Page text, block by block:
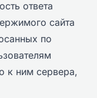
ответа
сайта
по
к ним сервера,